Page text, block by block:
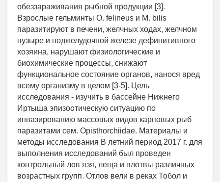
обеззараживания рыбной продукции [3].
Взрослые гельминты O. felineus и M. bilis
паразитируют в печени, желчных ходах, желчном
пузыре и поджелудочной железе дефинитивного
хозяина, нарушают физиологические и
биохимические процессы, снижают
функциональное состояние органов, нанося вред
всему организму в целом [3-5]. Цель
исследования - изучить в бассейне Нижнего
Иртыша эпизоотическую ситуацию по
инвазированию массовых видов карповых рыб
паразитами сем. Opisthorchiidae. Материалы и
методы исследования В летний период 2017 г. для
выполнения исследований был проведен
контрольный лов язя, леща и плотвы различных
возрастных групп. Отлов вели в реках Тобол и